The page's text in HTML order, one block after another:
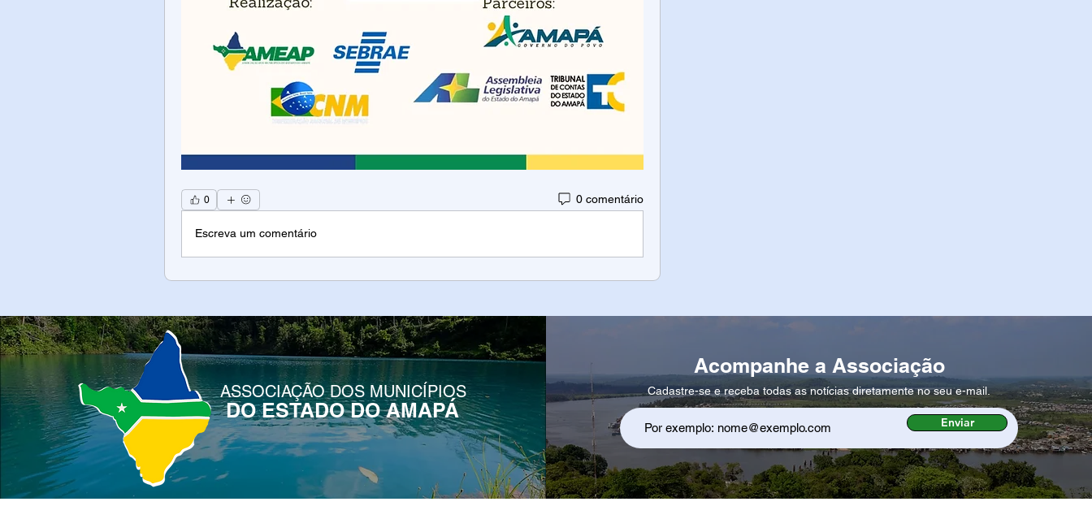
0 0 comentário
Escreva um comentário
ASSOCIAÇÃO DOS MUNICÍPIOS
DO ESTADO DO AMAPÁ
Acompanhe a Associação
Cadastre-se e receba todas as notícias diretamente no seu e-mail.
Enviar